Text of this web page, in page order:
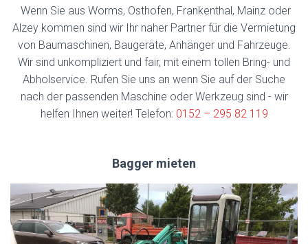
Wenn Sie aus Worms, Osthofen, Frankenthal, Mainz oder
Alzey kommen sind wir Ihr naher Partner für die Vermietung
von Baumaschinen, Baugeräte, Anhänger und Fahrzeuge.
Wir sind unkompliziert und fair, mit einem tollen Bring- und
Abholservice. Rufen Sie uns an wenn Sie auf der Suche
nach der passenden Maschine oder Werkzeug sind - wir
helfen Ihnen weiter! Telefon: 0152 – 295 82 119
Bagger mieten